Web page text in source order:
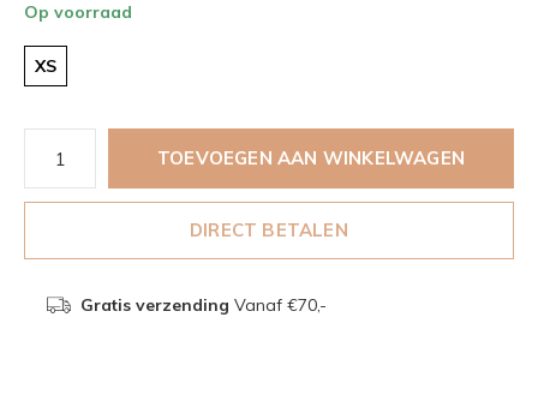
Op voorraad
XS
TOEVOEGEN AAN WINKELWAGEN
DIRECT BETALEN
Gratis verzending Vanaf €70,-